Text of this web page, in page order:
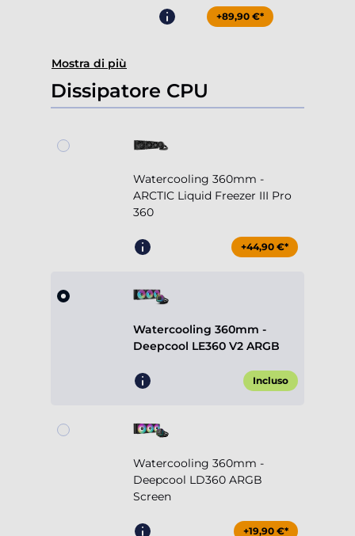
+89,90 €*
Mostra di più
Dissipatore CPU
Watercooling 360mm -
ARCTIC Liquid Freezer III Pro
360
+44,90 €*
Watercooling 360mm -
Deepcool LE360 V2 ARGB
Incluso
Watercooling 360mm -
Deepcool LD360 ARGB
Screen
+19,90 €*